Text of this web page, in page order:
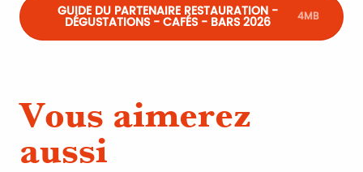
GUIDE DU PARTENAIRE RESTAURATION -
DÉGUSTATIONS - CAFÉS - BARS 2026 4MB
Vous aimerez
aussi